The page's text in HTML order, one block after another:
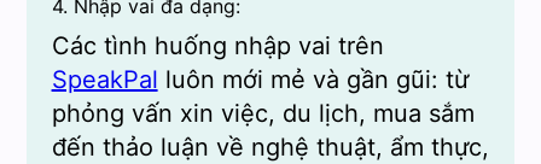
4. Nhập vai đa dạng:
Các tình huống nhập vai trên
SpeakPal luôn mới mẻ và gần gũi: từ
phỏng vấn xin việc, du lịch, mua sắm
đến thảo luận về nghệ thuật, ẩm thực,